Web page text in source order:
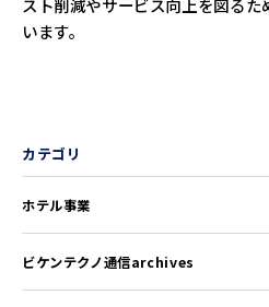
います。
カテゴリ
ホテル事業
ビケンテクノ通信archives